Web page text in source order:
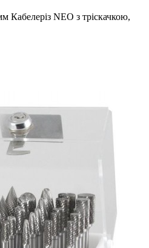
Кабелеріз NEO з тріскачкою,